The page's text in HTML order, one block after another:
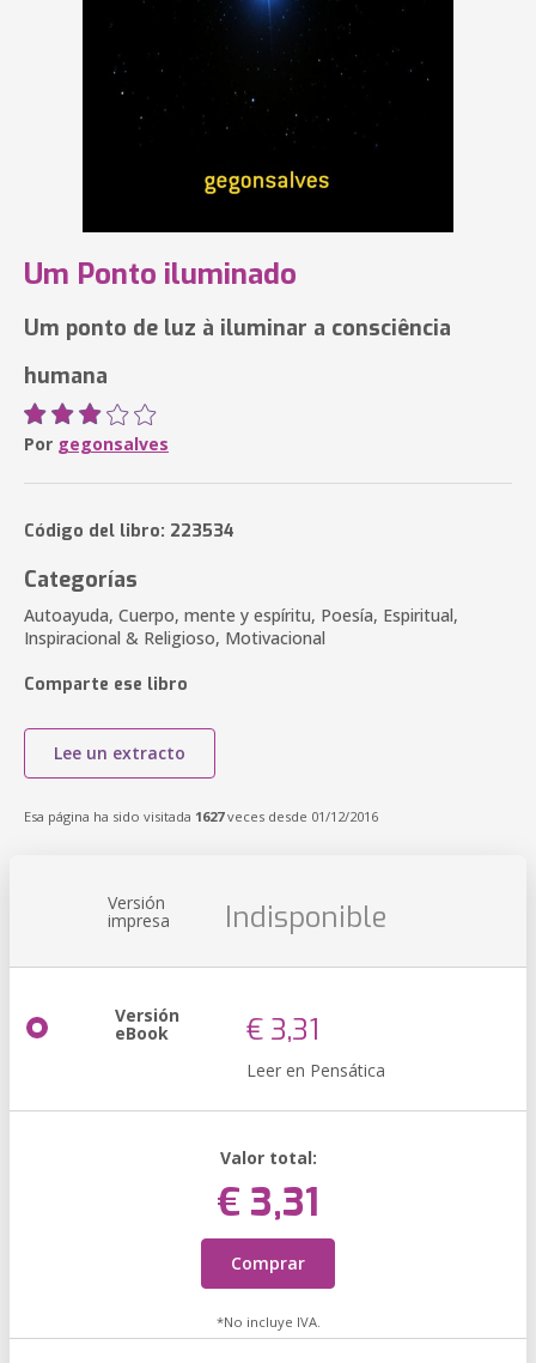
Um Ponto iluminado
Um ponto de luz à iluminar a consciência
humana
Por gegonsalves
Código del libro: 223534
Categorías
Autoayuda, Cuerpo, mente y espíritu, Poesía, Espiritual,
Inspiracional & Religioso, Motivacional
Comparte ese libro
Lee un extracto
Esa página ha sido visitada 1627veces desde 01/12/2016
Versión
impresa Indisponible
Versión
eBook € 3,31
Leer en Pensática
Valor total:
€ 3,31
Comprar
*No incluye IVA.